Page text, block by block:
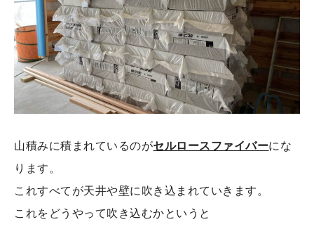
山積みに積まれているのがセルロースファイバーにな
ります。
これすべてが天井や壁に吹き込まれていきます。
これをどうやって吹き込むかというと